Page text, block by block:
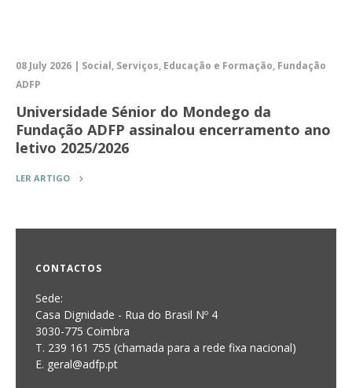
08 July 2026 | Social, Serviços, Educação e Formação, Fundação
ADFP
Universidade Sénior do Mondego da
Fundação ADFP assinalou encerramento ano
letivo 2025/2026
LER ARTIGO
CONTACTOS
Sede:
Casa Dignidade - Rua do Brasil Nº 4
3030-775 Coimbra
T. 239 161 755 (chamada para a rede fixa nacional)
E. geral@adfp.pt